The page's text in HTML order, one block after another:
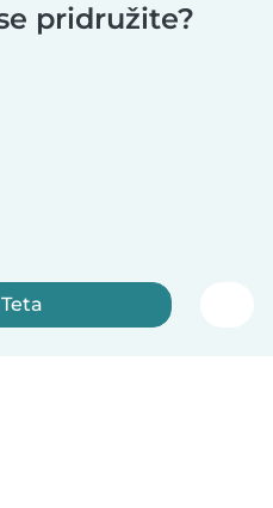
pridružite?